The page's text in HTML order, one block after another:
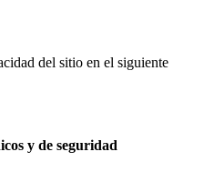
del sitio en el siguiente
y de seguridad